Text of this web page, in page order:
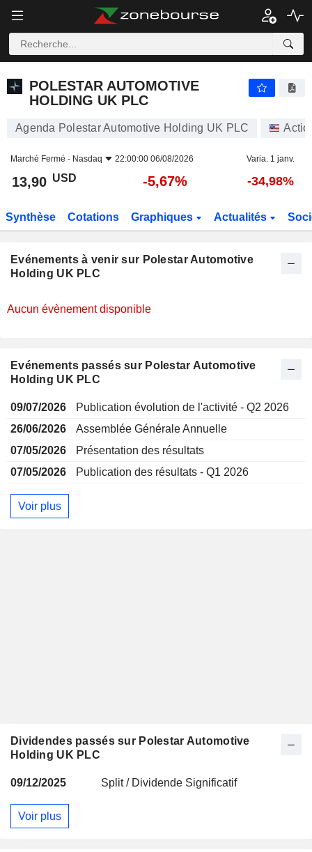
POLESTAR AUTOMOTIVE HOLDING UK PLC
POLESTAR AUTOMOTIVE
HOLDING UK PLC
Agenda Polestar Automotive Holding UK PLC
Marché Fermé - Nasdaq 22:00:00 06/08/2026 Varia. 1 janv.
13,90 USD -5,67% -34,98%
Synthèse Cotations Graphiques Actualités
Evénements à venir sur Polestar Automotive
Holding UK PLC
Aucun évènement disponible
Evénements passés sur Polestar Automotive
Holding UK PLC
09/07/2026
Publication évolution de l'activité - Q2 2026
26/06/2026
Assemblée Générale Annuelle
07/05/2026
Présentation des résultats
07/05/2026
Publication des résultats - Q1 2026
Voir plus
Dividendes passés sur Polestar Automotive
Holding UK PLC
09/12/2025 Split / Dividende Significatif
Voir plus